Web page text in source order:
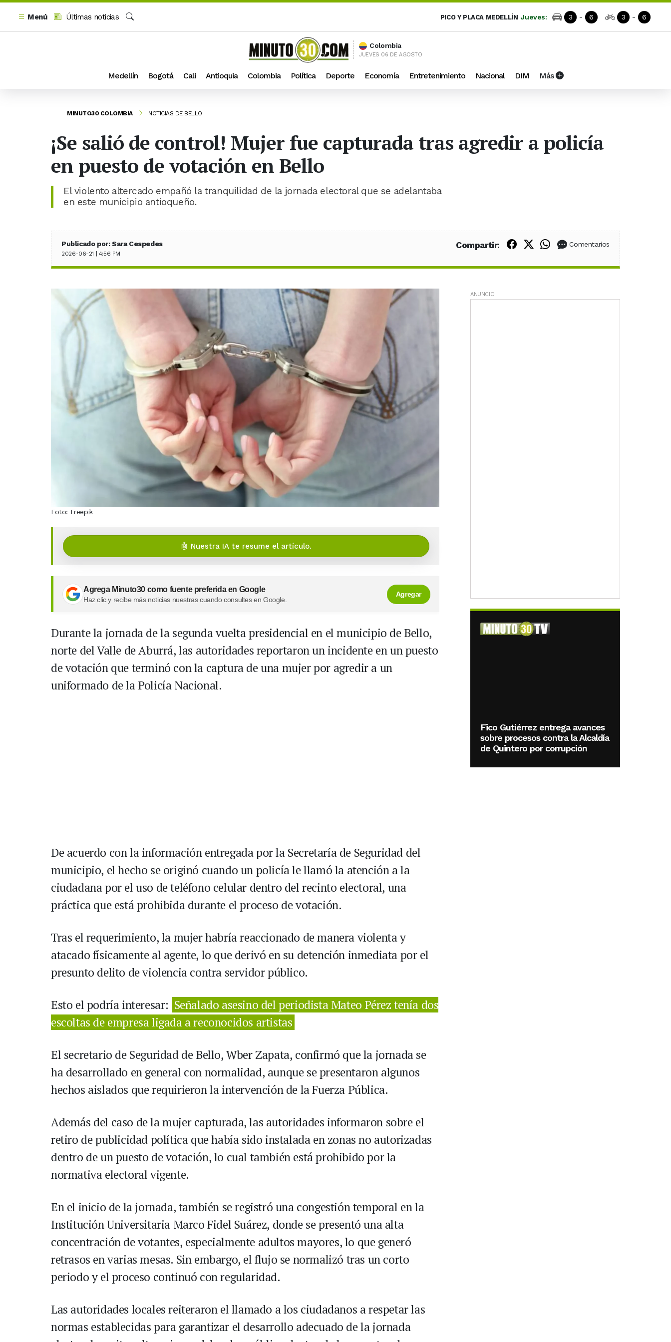
Menú
Últimas noticias
PICO Y PLACA MEDELLÍN Jueves: 3 - 6 3 - 6
Colombia
JUEVES 06 DE AGOSTO
Medellín Bogotá Cali Antioquia Colombia Política Deporte Economía Entretenimiento Nacional DIM Más
MINUTO30 COLOMBIA NOTICIAS DE BELLO
¡Se salió de control! Mujer fue capturada tras agredir a policía
en puesto de votación en Bello
El violento altercado empañó la tranquilidad de la jornada electoral que se adelantaba
en este municipio antioqueño.
Publicado por: Sara Cespedes
2026-06-21 | 4:56 PM
Compartir: Compartir en Facebook
Compartir en X (Twitter)
Compartir en WhatsApp
Comentarios
Foto: Freepik
🤖 Nuestra IA te resume el artículo.
Agrega Minuto30 como fuente preferida en Google
Haz clic y recibe más noticias nuestras cuando consultes en Google.
Agregar
Durante la jornada de la segunda vuelta presidencial en el municipio de Bello,
norte del Valle de Aburrá, las autoridades reportaron un incidente en un puesto
de votación que terminó con la captura de una mujer por agredir a un
uniformado de la Policía Nacional.
De acuerdo con la información entregada por la Secretaría de Seguridad del
municipio, el hecho se originó cuando un policía le llamó la atención a la
ciudadana por el uso de teléfono celular dentro del recinto electoral, una
práctica que está prohibida durante el proceso de votación.
Tras el requerimiento, la mujer habría reaccionado de manera violenta y
atacado físicamente al agente, lo que derivó en su detención inmediata por el
presunto delito de violencia contra servidor público.
Esto el podría interesar: Señalado asesino del periodista Mateo Pérez tenía dos
escoltas de empresa ligada a reconocidos artistas
El secretario de Seguridad de Bello, Wber Zapata, confirmó que la jornada se
ha desarrollado en general con normalidad, aunque se presentaron algunos
hechos aislados que requirieron la intervención de la Fuerza Pública.
Además del caso de la mujer capturada, las autoridades informaron sobre el
retiro de publicidad política que había sido instalada en zonas no autorizadas
dentro de un puesto de votación, lo cual también está prohibido por la
normativa electoral vigente.
En el inicio de la jornada, también se registró una congestión temporal en la
Institución Universitaria Marco Fidel Suárez, donde se presentó una alta
concentración de votantes, especialmente adultos mayores, lo que generó
retrasos en varias mesas. Sin embargo, el flujo se normalizó tras un corto
periodo y el proceso continuó con regularidad.
Las autoridades locales reiteraron el llamado a los ciudadanos a respetar las
normas establecidas para garantizar el desarrollo adecuado de la jornada
ANUNCIO
Fico Gutiérrez entrega avances
sobre procesos contra la Alcaldía
de Quintero por corrupción